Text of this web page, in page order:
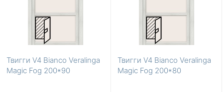
Твигги V4 Bianco Veralinga
Magic Fog 200*90
Твигги V4 Bianco Veralinga
Magic Fog 200*80